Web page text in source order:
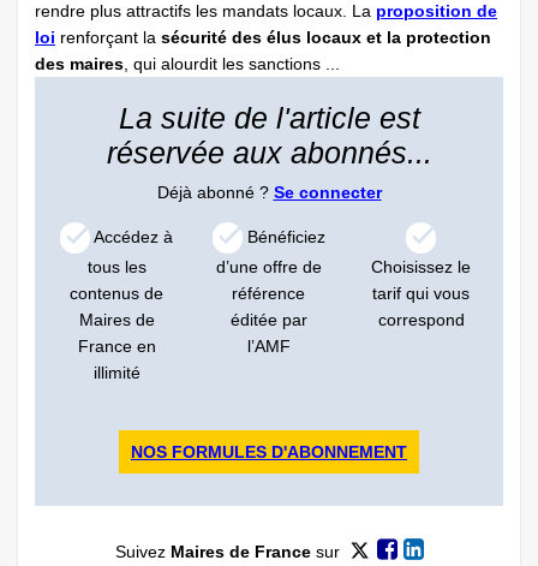
rendre plus attractifs les mandats locaux. La proposition de
loi renforçant la sécurité des élus locaux et la protection
des maires , qui alourdit les sanctions ...
La suite de l'article est
réservée aux abonnés...
Déjà abonné ? Se connecter
Accédez à
tous les
contenus de
Maires de
France en
illimité
Bénéficiez
d’une offre de
référence
éditée par
l’AMF
Choisissez le
tarif qui vous
correspond
NOS FORMULES D'ABONNEMENT
Suivez Maires de Francesur